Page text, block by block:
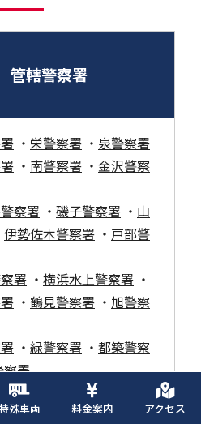
殊車両 料金案内 アクセス
管轄警察署
・ 栄警察署 ・ 泉警察署
・ 南警察署 ・ 金沢警察
察署 ・ 磯子警察署 ・ 山
伊勢佐木警察署 ・ 戸部警
署 ・ 横浜水上警察署 ・
・ 鶴見警察署 ・ 旭警察
・ 緑警察署 ・ 都築警察
察署
・幸警察署 ・中原警察